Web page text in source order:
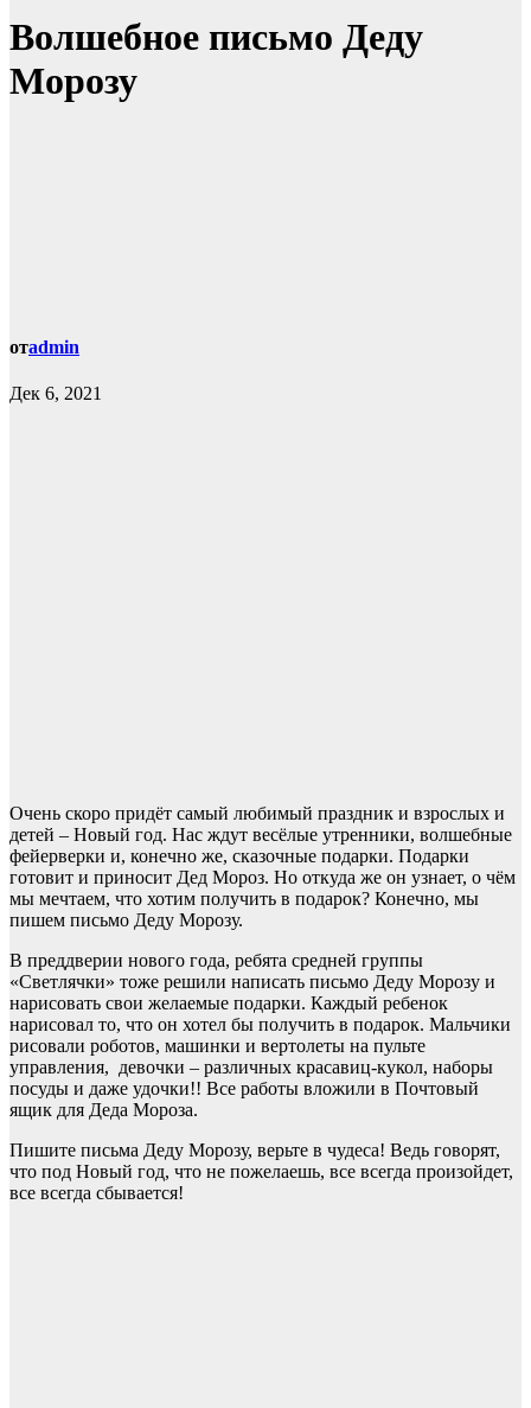
Волшебное письмо Деду
Морозу
отadmin
Дек 6, 2021
Очень скоро придёт самый любимый праздник и взрослых и
детей – Новый год. Нас ждут весёлые утренники, волшебные
фейерверки и, конечно же, сказочные подарки. Подарки
готовит и приносит Дед Мороз. Но откуда же он узнает, о чём
мы мечтаем, что хотим получить в подарок? Конечно, мы
пишем письмо Деду Морозу.
В преддверии нового года, ребята средней группы
«Светлячки» тоже решили написать письмо Деду Морозу и
нарисовать свои желаемые подарки. Каждый ребенок
нарисовал то, что он хотел бы получить в подарок. Мальчики
рисовали роботов, машинки и вертолеты на пульте
управления, девочки – различных красавиц-кукол, наборы
посуды и даже удочки!! Все работы вложили в Почтовый
ящик для Деда Мороза.
Пишите письма Деду Морозу, верьте в чудеса! Ведь говорят,
что под Новый год, что не пожелаешь, все всегда произойдет,
все всегда сбывается!